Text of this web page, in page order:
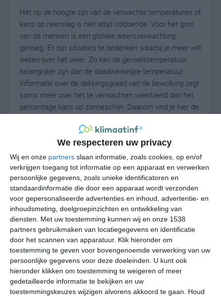
We respecteren uw privacy
Wij en onze partners slaan informatie, zoals cookies, op en/of
verkrijgen toegang tot informatie op een apparaat en verwerken
persoonlijke gegevens, zoals unieke identificatoren en
standaardinformatie die door een apparaat wordt verzonden
voor gepersonaliseerde advertenties en inhoud, advertentie- en
inhoudsmeting, doelgroepinzichten en ontwikkeling van
diensten.
Met uw toestemming kunnen wij en onze 1538
partners gebruikmaken van locatiegegevens en identificatie
door het scannen van apparatuur. Klik hieronder om
toestemming te geven voor bovengenoemde verwerking van uw
persoonlijke gegevens voor deze doeleinden. U kunt ook
hieronder klikken om toestemming te weigeren of meer
gedetailleerde informatie te bekijken en uw
toestemmingskeuzes wijzigen alvorens akkoord te gaan.
Houd
Het op de hoogte zijn van de verwachte temperaturen of
kans op neerslag is niet altijd voldoende. Voor het gros
van de mensen is een globale weersverwachting
genoeg. Er zijn situaties te bedenken waarbij je meer wilt
weten over het weer. Zo kan de gevoelstemperatuur
belangrijker zijn dan de daadwerkelijke temperatuur.
Informatie over de dekkingsgraad van de bewolking zegt
soms meer over het te verwachten weerbeeld dan het
percentage kans op zonneschijn. Daarom vind je hier de
22°C
vr
28° 17°
za
29° 18°
zo
29° 18°
ma
30° 18° 30°
20°C 25°C 27°C 25°C 22°C